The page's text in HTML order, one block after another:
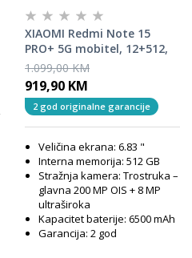
XIAOMI Redmi Note 15
PRO+ 5G mobitel, 12+512,
Blue
1.099,00 KM
919,90 KM
2 god originalne garancije
Veličina ekrana: 6.83 "
Interna memorija: 512 GB
Stražnja kamera: Trostruka –
glavna 200 MP OIS + 8 MP
ultraširoka
Kapacitet baterije: 6500 mAh
Garancija: 2 god